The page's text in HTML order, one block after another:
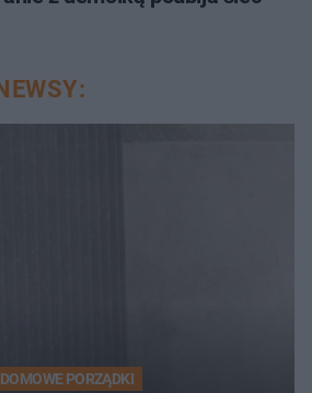
DOMOWE PORZĄDKI